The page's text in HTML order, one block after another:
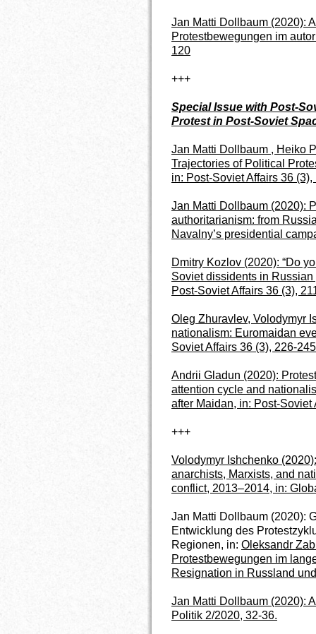
Jan Matti Dollbaum (2020):
Protestbewegungen im
120
+++
Special Issue with Post-
Protest in Post-Soviet
Jan Matti Dollbaum , Heiko
Trajectories of Political
in: Post-Soviet Affairs 36
Jan Matti Dollbaum (2020):
authoritarianism: from
Navalny’s presidential
Dmitry Kozlov (2020): “Do
Soviet dissidents in
Post-Soviet Affairs 36 (3),
Oleg Zhuravlev, Volodymyr
nationalism: Euromaidan
Soviet Affairs 36 (3), 226-245
Andrii Gladun (2020):
attention cycle and
after Maidan, in: Post-Soviet
+++
Volodymyr Ishchenko
anarchists, Marxists, and
conflict, 2013–2014, in:
Jan Matti Dollbaum (2020):
Entwicklung des
Regionen, in: Oleksandr
Protestbewegungen im
Resignation in Russland
Jan Matti Dollbaum (2020):
Politik 2/2020, 32-36.